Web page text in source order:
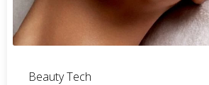
Beauty Tech